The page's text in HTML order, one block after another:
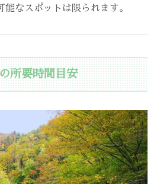
なスポットは限られます。
所要時間目安